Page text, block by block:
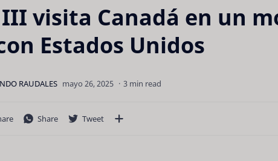
visita Canadá en un
Estados Unidos
3 min read